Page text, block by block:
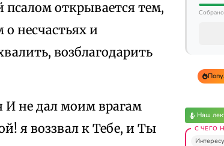
открывается тем,
несчастьях и
возблагодарить
И не дал моим врагам
я воззвал к Тебе, и Ты
Наш
С ЧЕГО